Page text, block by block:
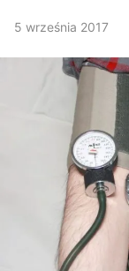
5 września 2017